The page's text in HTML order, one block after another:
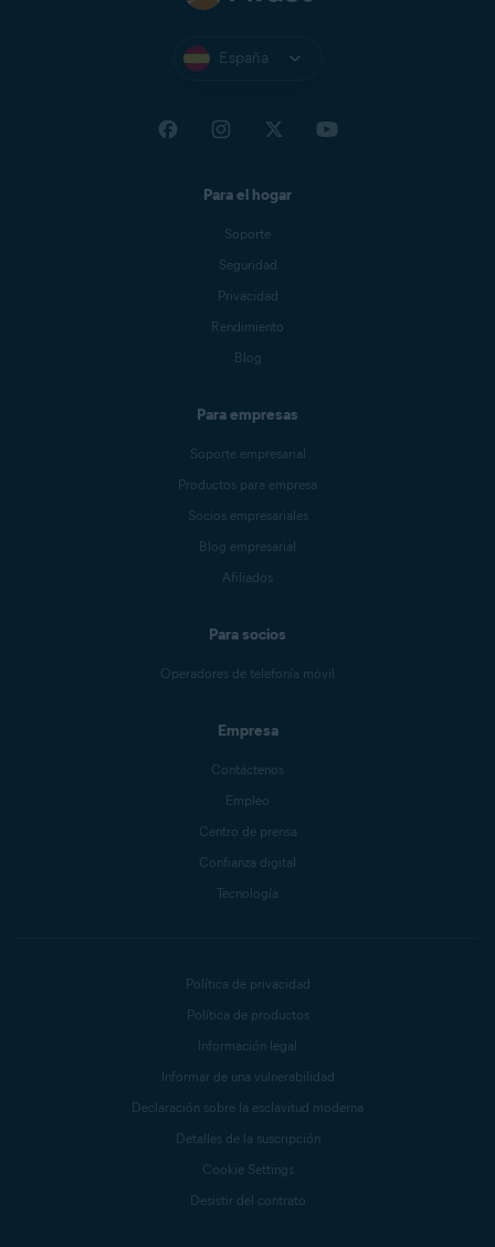
España
Para el hogar
Soporte
Seguridad
Privacidad
Rendimiento
Blog
Para empresas
Soporte empresarial
Productos para empresa
Socios empresariales
Blog empresarial
Afiliados
Para socios
Operadores de telefonía móvil
Empresa
Contáctenos
Empleo
Centro de prensa
Confianza digital
Tecnología
Política de privacidad
Política de productos
Información legal
Informar de una vulnerabilidad
Declaración sobre la esclavitud moderna
Detalles de la suscripción
Cookie Settings
Desistir del contrato